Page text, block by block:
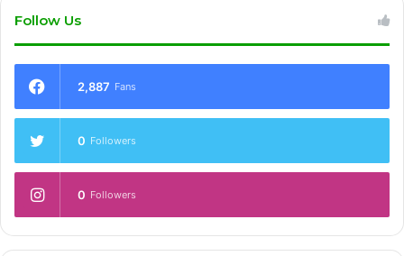
Follow Us
2,887 Fans
0 Followers
0 Followers